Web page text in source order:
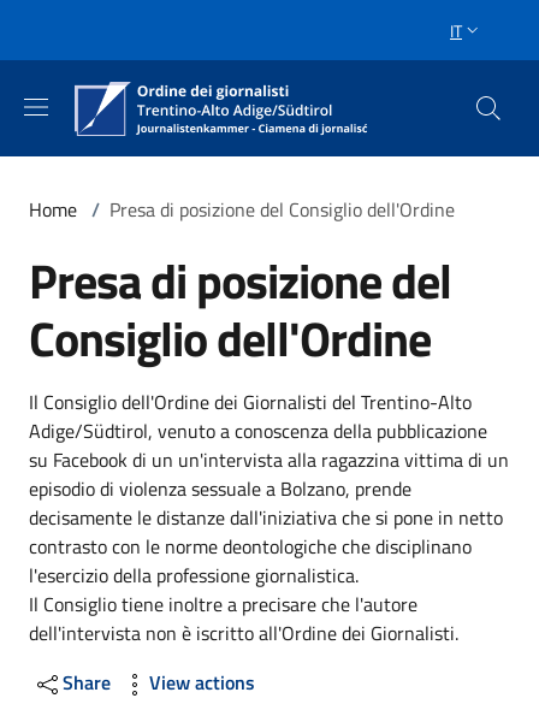
IT
Briciole di pane
Home / Presa di posizione del Consiglio dell'Ordine
Presa di posizione del
Consiglio dell'Ordine
Il Consiglio dell'Ordine dei Giornalisti del Trentino-Alto
Adige/Südtirol, venuto a conoscenza della pubblicazione
su Facebook di un un'intervista alla ragazzina vittima di un
episodio di violenza sessuale a Bolzano, prende
decisamente le distanze dall'iniziativa che si pone in netto
contrasto con le norme deontologiche che disciplinano
l'esercizio della professione giornalistica.
Il Consiglio tiene inoltre a precisare che l'autore
dell'intervista non è iscritto all'Ordine dei Giornalisti.
Share
View actions